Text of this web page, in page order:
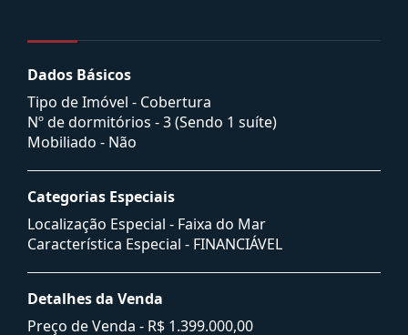
Dados Básicos
Tipo de Imóvel - Cobertura
Nº de dormitórios - 3 (Sendo 1 suíte)
Mobiliado - Não
Categorias Especiais
Localização Especial - Faixa do Mar
Característica Especial - FINANCIÁVEL
Detalhes da Venda
Preço de Venda - R$ 1.399.000,00